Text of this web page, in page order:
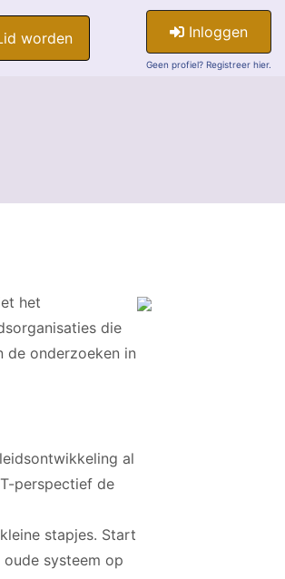
worden Inloggen
Geen profiel? Registreer hier.
het
die
de onderzoeken in
al
perspectief de
stapjes. Start
systeem op